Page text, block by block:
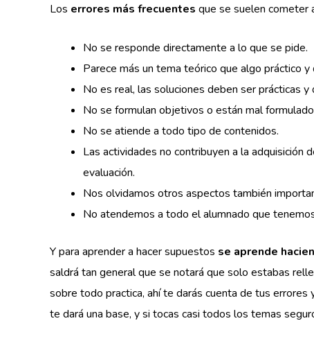
Los errores más frecuentes que se suelen cometer
No se responde directamente a lo que se pide.
Parece más un tema teórico que algo práctico y
No es real, las soluciones deben ser prácticas y
No se formulan objetivos o están mal
No se atiende a todo tipo de contenidos.
Las actividades no contribuyen a la
evaluación.
Nos olvidamos otros aspectos también
No atendemos a todo el alumnado que
Y para aprender a hacer supuestos se aprende
saldrá tan general que se notará que solo estabas
sobre todo practica, ahí te darás cuenta de tus
te dará una base, y si tocas casi todos los temas